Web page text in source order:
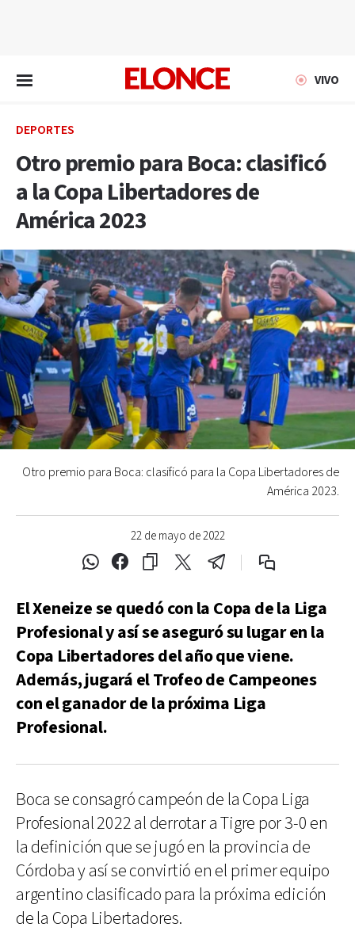
VIVO
DEPORTES
Otro premio para Boca: clasificó
a la Copa Libertadores de
América 2023
22 de mayo de 2022
Otro premio para Boca: clasificó para la Copa Libertadores de
América 2023.
El Xeneize se quedó con la Copa de la Liga
Profesional y así se aseguró su lugar en la
Copa Libertadores del año que viene.
Además, jugará el Trofeo de Campeones
con el ganador de la próxima Liga
Profesional.
Boca se consagró campeón de la Copa Liga
Profesional 2022 al derrotar a Tigre por 3-0 en
la definición que se jugó en la provincia de
Córdoba y así se convirtió en el primer equipo
argentino clasificado para la próxima edición
de la Copa Libertadores.